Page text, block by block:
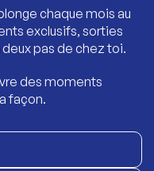
chaque mois au
exclusifs, sorties
pas de chez toi.
des moments
façon.